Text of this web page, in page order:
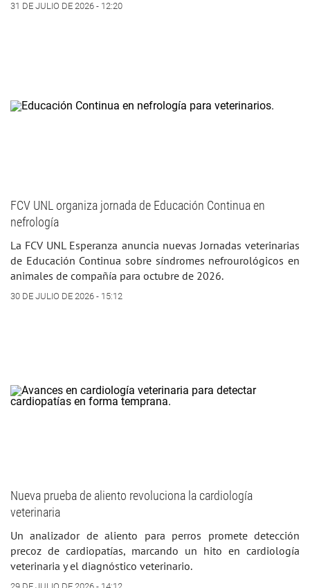
31 DE JULIO DE 2026 - 12:20
FCV UNL organiza jornada de Educación Continua en
nefrología
La FCV UNL Esperanza anuncia nuevas Jornadas veterinarias
de Educación Continua sobre síndromes nefrourológicos en
animales de compañía para octubre de 2026.
30 DE JULIO DE 2026 - 15:12
Nueva prueba de aliento revoluciona la cardiología
veterinaria
Un analizador de aliento para perros promete detección
precoz de cardiopatías, marcando un hito en cardiología
veterinaria y el diagnóstico veterinario.